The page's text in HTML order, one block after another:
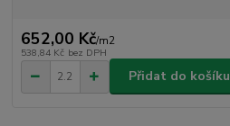
652,00 Kč/m2
538,84 Kč bez DPH
Přidat do košíku